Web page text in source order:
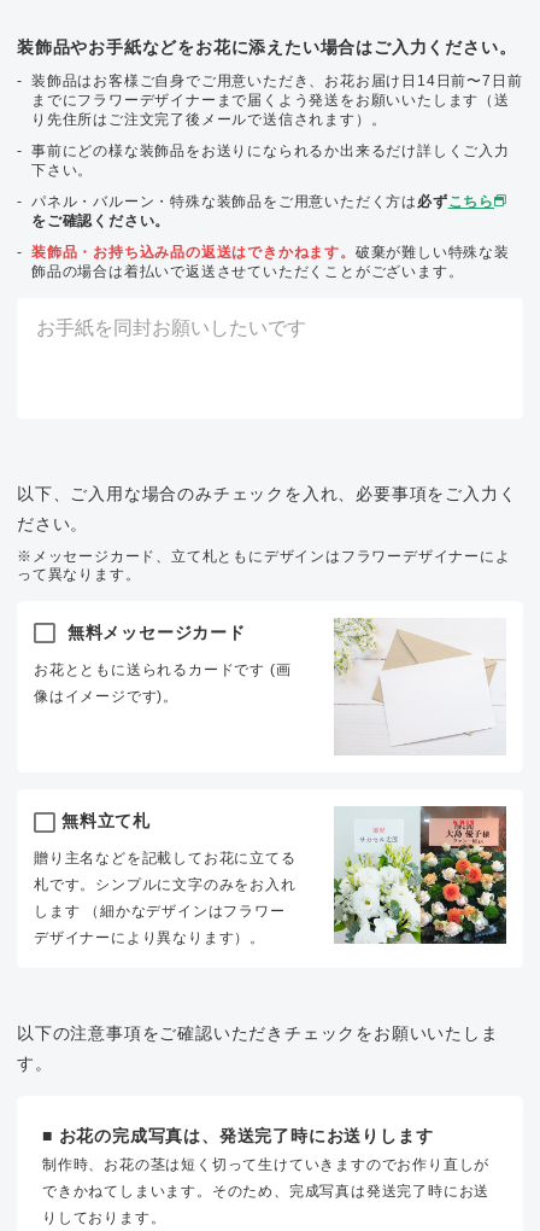
装飾品やお手紙などをお花に添えたい場合はご入力ください。
装飾品はお客様ご自身でご用意いただき、お花お届け日14日前〜7日前
までにフラワーデザイナーまで届くよう発送をお願いいたします（送
り先住所はご注文完了後メールで送信されます）。
事前にどの様な装飾品をお送りになられるか出来るだけ詳しくご入力
下さい。
パネル・バルーン・特殊な装飾品をご用意いただく方は 必ずこちら
をご確認ください。
装飾品・お持ち込み品の返送はできかねます。 破棄が難しい特殊な装
飾品の場合は着払いで返送させていただくことがございます。
以下、ご入用な場合のみチェックを入れ、必要事項をご入力く
ださい。
※メッセージカード、立て札ともにデザインはフラワーデザイナーによ
って異なります。
無料メッセージカード
お花とともに送られるカードです (画
像はイメージです)。
無料立て札
贈り主名などを記載してお花に立てる
札です。シンプルに文字のみをお入れ
します （細かなデザインはフラワー
デザイナーにより異なります）。
以下の注意事項をご確認いただきチェックをお願いいたしま
す。
■ お花の完成写真は、発送完了時にお送りします
制作時、お花の茎は短く切って生けていきますのでお作り直しが
できかねてしまいます。そのため、完成写真は発送完了時にお送
りしております。